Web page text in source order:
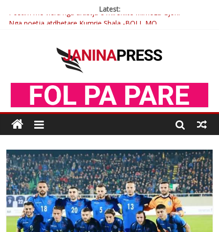
Latest:
Nga poetja atdhetare Kumrie Shala -BOLL MO
Çlirimtari Mentor Mushkolaj nderohet me mirenjohje nga
Xhevdet Qeriqi Dega e invalidëve në Fushë Kosovë
Postim me vlera nga artistja e mirëfilltë Mimoza Gjoni